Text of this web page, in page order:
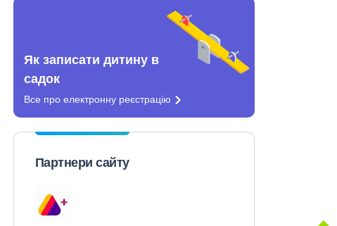
Як записати дитину в
садок
Все про електронну реєстрацію
Партнери сайту